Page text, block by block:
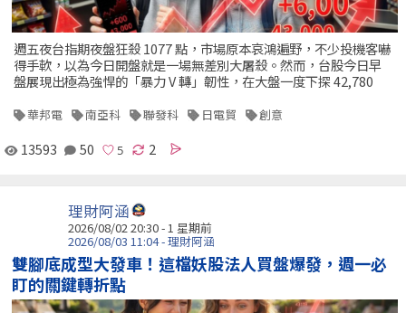
週五夜台指期夜盤狂殺 1077 點，市場原本哀鴻遍野，不少投機客嚇
得手軟，以為今日開盤就是一場無差別大屠殺。然而，台股今日早
盤展現出極為強悍的「暴力 V 轉」韌性，在大盤一度下探 42,780
華邦電 南亞科 聯發科 日電貿 創意
13593 50 2
理財阿涵
2026/08/02 20:30 - 1 星期前
2026/08/03 11:04 - 理財阿涵
雙腳底成型大發車！這檔妖股法人買盤爆發，週一必
盯的關鍵轉折點